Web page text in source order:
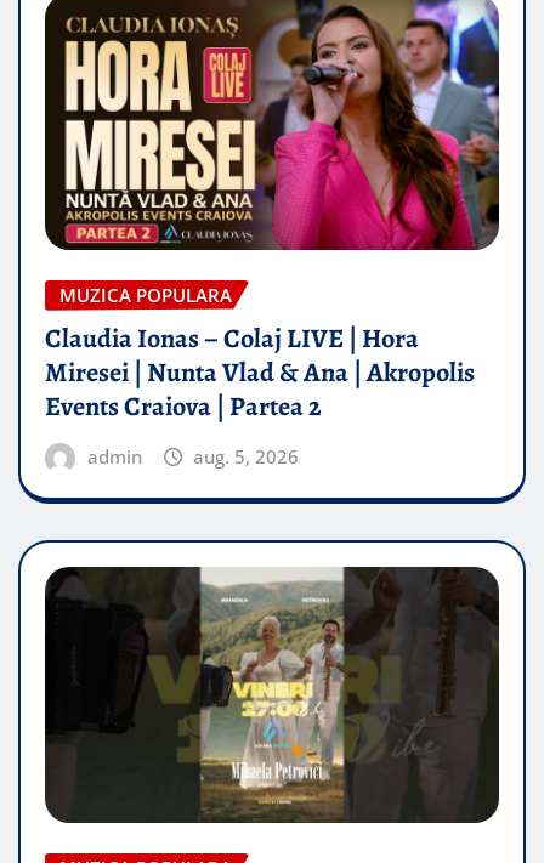
MUZICA POPULARA
Claudia Ionas – Colaj LIVE | Hora
Miresei | Nunta Vlad & Ana | Akropolis
Events Craiova | Partea 2
admin aug. 5, 2026